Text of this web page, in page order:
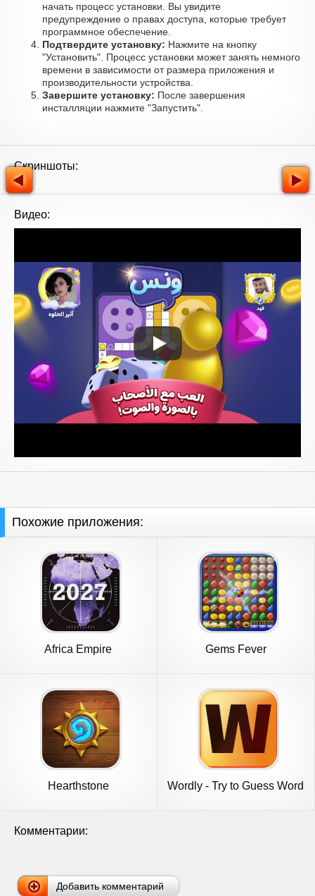
начать процесс установки. Вы увидите
предупреждение о правах доступа, которые требует
программное обеспечение.
Подтвердите установку: Нажмите на кнопку
"Установить". Процесс установки может занять немного
времени в зависимости от размера приложения и
производительности устройства.
Завершите установку: После завершения
инсталляции нажмите "Запустить".
Скриншоты:
Видео:
Похожие приложения:
Africa Empire Gems Fever
Hearthstone Wordly - Try to Guess Word
Комментарии:
Добавить комментарий